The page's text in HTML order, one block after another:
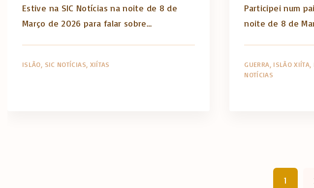
Estive na SIC Notícias na noite de 8 de
Março de 2026 para falar sobre…
ISLÃO SIC NOTÍCIAS XIÍTAS
Participei num
noite de 8 de
GUERRA ISLÃO XIÍTA
NOTÍCIAS
1